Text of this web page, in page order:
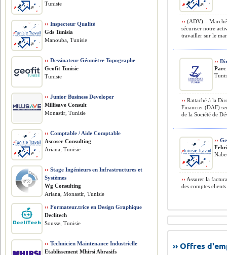
›› (ADV) –
sécuriser notre
travailler sur le
››
Parc
›› Rattaché à la
Financier (DAF)
de la Société de
››
›› Assurer la
des comptes
›› Offres
Tunisie
›› Inspecteur Qualité
Gds Tunisia
Manouba, Tunisie
›› Dessinateur Géomètre Topographe
Geofit Tunisie
Tunisie
›› Junior Business Developer
Millisave Consult
Monastir, Tunisie
›› Comptable / Aide Comptable
Ascoser Consulting
Ariana, Tunisie
›› Stage Ingénieurs en Infrastructures et
Systèmes
Wg Consulting
Ariana, Monastir, Tunisie
›› Formateur.trice en Design Graphique
Declitech
Sousse, Tunisie
›› Technicien Maintenance Industrielle
Etablissement Mhirsi Abrasifs